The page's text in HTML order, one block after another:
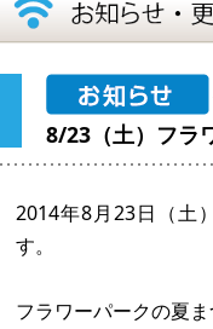
8/23（土）フラ
2014年8月23日（土
す。
フラワーパークの夏ま